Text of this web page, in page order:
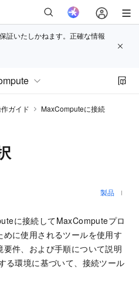
証いたしかねます。正確な情報
ガイド
MaxComputeに接続
製品
に接続してMaxComputeプロ
に使用されるツールを使用す
件、および手順について説明
る環境に基づいて、接続ツール